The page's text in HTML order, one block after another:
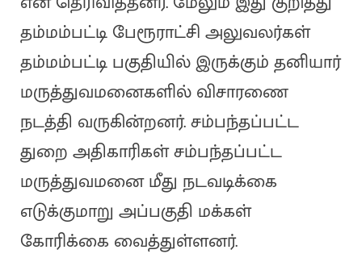
தம்மம்பட்டி பேரூராட்சி அலுவலர்கள்
தம்மம்பட்டி பகுதியில் இருக்கும் தனியார்
மருத்துவமனைகளில் விசாரணை
நடத்தி வருகின்றனர். சம்பந்தப்பட்ட
துறை அதிகாரிகள் சம்பந்தப்பட்ட
மருத்துவமனை மீது நடவடிக்கை
எடுக்குமாறு அப்பகுதி மக்கள்
கோரிக்கை வைத்துள்ளனர்.